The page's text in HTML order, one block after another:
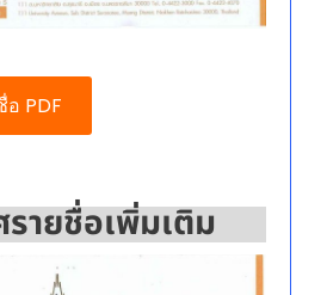
PDF
รายชื่อเพิ่มเติม